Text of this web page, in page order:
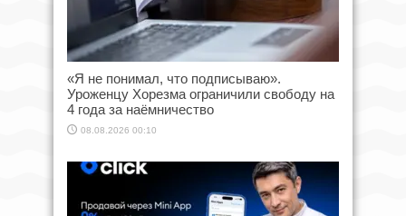
«Я не понимал, что подписываю».
Уроженцу Хорезма ограничили свободу на
4 года за наёмничество
08.08.2026 00:10